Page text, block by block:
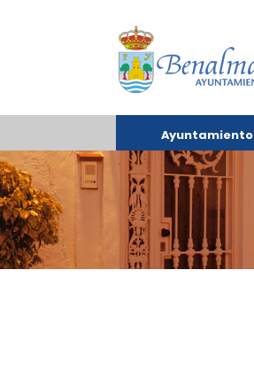
Ayuntamiento